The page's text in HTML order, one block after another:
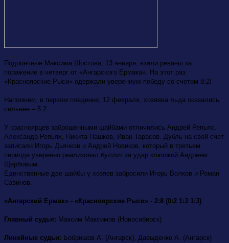
Подопечные Максима Шостова, 13 января, взяли реванш за
поражение в четверг от «Ангарского Ермака». На этот раз
«Красноярские Рыси» одержали уверенную победу со счетом 8:2!
Напомним, в первом поединке, 12 февраля, хозяева льда оказались
сильнее – 5:2.
У красноярцев заброшенными шайбами отличились Андрей Репьях,
Александр Репьях, Никита Пашков, Иван Тарасов. Дубль на свой счет
записали Игорь Дьячков и Андрей Новиков, который в третьем
периоде уверенно реализовал буллит за удар клюшкой Андреем
Щербовым.
Единственные две шайбы у хозяев забросили Игорь Волков и Роман
Савинов.
«Ангарский Ермак» - «Красноярские Рыси» - 2:8 (0:2 1:3 1:3)
Главный судья: Максим Максимов (Новосибирск)
Линейные судьи: Бобришов А. (Ангарск), Давыденко А. (Ангарск)